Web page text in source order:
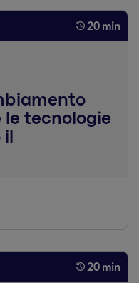
20 min
le tecnologie
20 min